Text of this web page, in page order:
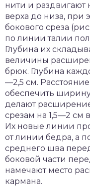
нити и раздвигают
верха до низа, при
бокового среза
по линии талии
Глубина их
величины
брюк. Глубина
—2,5 см.
обеспечить
делают
срезам на 1,5—2 см
Их новые линии
от линии бедра, а
среднего шва
боковой части
намечают место
кармана.